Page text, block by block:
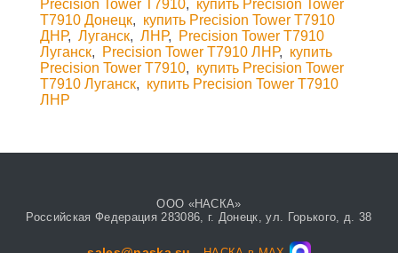
Precision Tower T7910, купить Precision Tower
T7910 Донецк, купить Precision Tower T7910
ДНР, Луганск, ЛНР,
Precision Tower T7910
Луганск, Precision Tower T7910 ЛНР, купить
Precision Tower T7910, купить Precision Tower
T7910 Луганск, купить Precision Tower T7910
ЛНР
ООО «НАСКА»
Российская Федерация 283086, г. Донецк, ул. Горького, д. 38